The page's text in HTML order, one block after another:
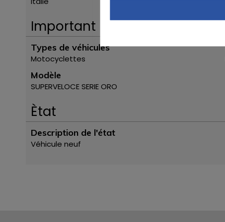
Important
Types de véhicules
Motocyclettes
Modèle
SUPERVELOCE SERIE ORO
Ètat
Description de l'état
Véhicule neuf